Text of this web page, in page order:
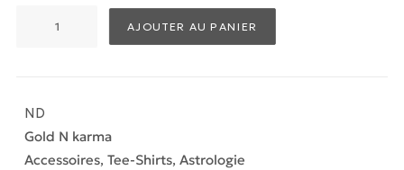
"Cancer"
AJOUTER AU PANIER
ND
Gold N karma
Accessoires, Tee-Shirts, Astrologie